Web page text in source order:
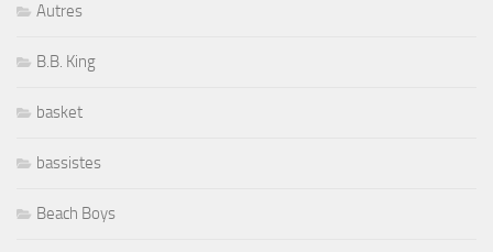
Autres
B.B. King
basket
bassistes
Beach Boys